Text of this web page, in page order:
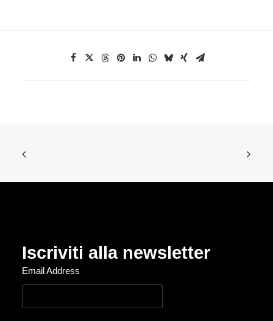
Iscriviti alla newsletter
Email Address